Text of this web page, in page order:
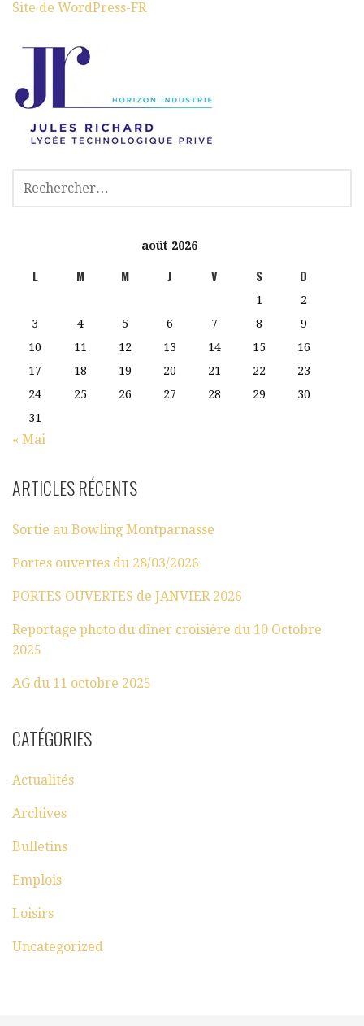
Site de WordPress-FR
août 2026
L M M J V S D
1
2
3
4 5 6 7 8
9
10
11 12 13 14 15
16
17
18 19 20 21 22
23
24
25 26 27 28 29
30
31
« Mai
ARTICLES RÉCENTS
Sortie au Bowling Montparnasse
Portes ouvertes du 28/03/2026
PORTES OUVERTES de JANVIER 2026
Reportage photo du dîner croisière du 10 Octobre
2025
AG du 11 octobre 2025
CATÉGORIES
Actualités
Archives
Bulletins
Emplois
Loisirs
Uncategorized